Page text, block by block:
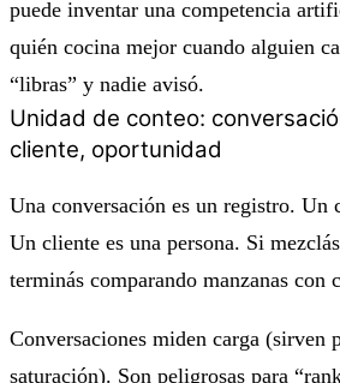
puede inventar una competencia
quién cocina mejor cuando alguien
“libras” y nadie avisó.
Unidad de conteo:
cliente, oportunidad
Una conversación es un registro. Un
Un cliente es una persona. Si
terminás comparando manzanas con
Conversaciones miden carga (sirven
saturación). Son peligrosas para